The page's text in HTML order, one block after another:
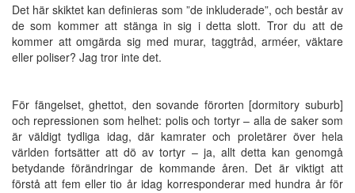
Det här skiktet kan definieras som ”de inkluderade”, och består av
de som kommer att stänga in sig i detta slott. Tror du att de
kommer att omgärda sig med murar, taggtråd, arméer, väktare
eller poliser? Jag tror inte det.
För fängelset, ghettot, den sovande förorten [dormitory suburb]
och repressionen som helhet: polis och tortyr – alla de saker som
är väldigt tydliga idag, där kamrater och proletärer över hela
världen fortsätter att dö av tortyr – ja, allt detta kan genomgå
betydande förändringar de kommande åren. Det är viktigt att
förstå att fem eller tio år idag korresponderar med hundra år för